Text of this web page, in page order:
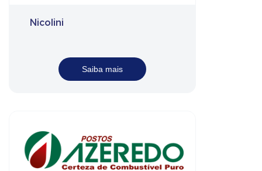
Nicolini
Saiba mais